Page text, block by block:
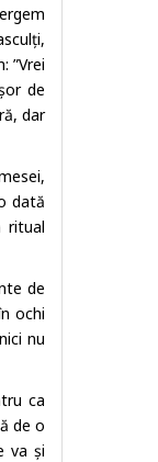
”Vrei
de
dar
dată
ritual
de
ochi
nu
ca
de o
va și